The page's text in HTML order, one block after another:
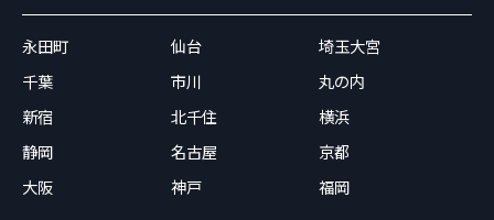
永田町 仙台
埼玉大宮
千葉
市川
丸の内
新宿
北千住
横浜
静岡
名古屋
京都
大阪
神戸 福岡